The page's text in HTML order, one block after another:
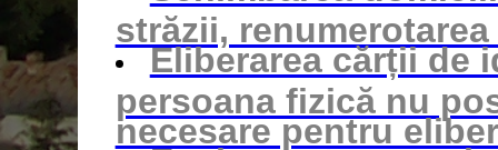
străzii,
Eliberarea cărții de
persoana fizică nu
necesare pentru